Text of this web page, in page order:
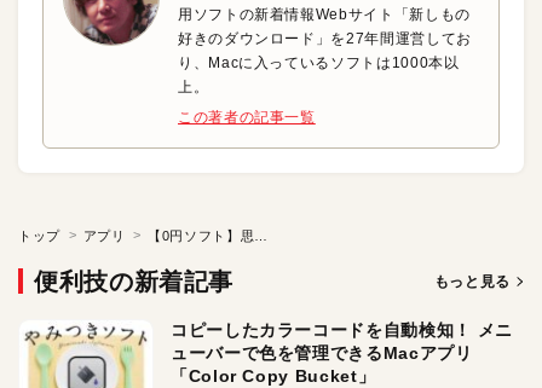
用ソフトの新着情報Webサイト「新しもの
好きのダウンロード」を27年間運営してお
り、Macに入っているソフトは1000本以
上。
この著者の記事一覧
トップ アプリ
便利技の新着記事 もっと見る
コピーしたカラーコードを自動検知！ メニ
ューバーで色を管理できるMacアプリ
「Color Copy Bucket」